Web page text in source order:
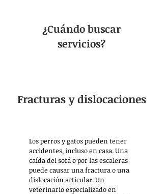
¿Cuándo buscar
servicios?
Fracturas y dislocaciones
Los perros y gatos pueden tener
accidentes, incluso en casa. Una
caída del sofá o por las escaleras
puede causar una fractura o una
dislocación articular. Un
veterinario especializado en